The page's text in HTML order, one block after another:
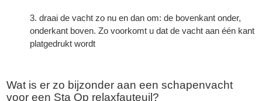
draai de vacht zo nu en dan om: de bovenkant onder,
onderkant boven. Zo voorkomt u dat de vacht aan één kant
platgedrukt wordt
Wat is er zo bijzonder aan een schapenvacht
voor een Sta Op relaxfauteuil?